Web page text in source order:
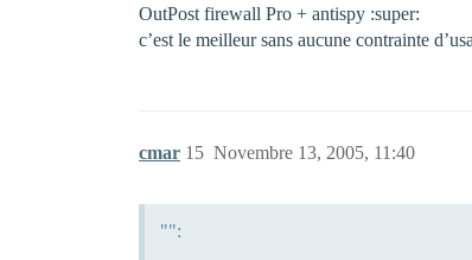
OutPost firewall Pro + antispy :super:
c’est le meilleur sans aucune contrainte
cmar Novembre 13, 2005, 11:40
15
"":